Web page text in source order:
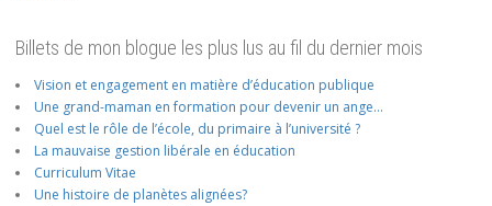
Billets de mon blogue les plus lus au fil du dernier mois
Vision et engagement en matière d’éducation publique
Une grand-maman en formation pour devenir un ange…
Quel est le rôle de l’école, du primaire à l’université ?
La mauvaise gestion libérale en éducation
Curriculum Vitae
Une histoire de planètes alignées?